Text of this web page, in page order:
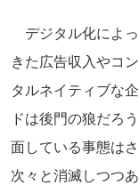
デジタル化によっ
きた広告収入やコ
タルネイティブな
ドは後門の狼だろ
面している事態は
次々と消滅しつつ